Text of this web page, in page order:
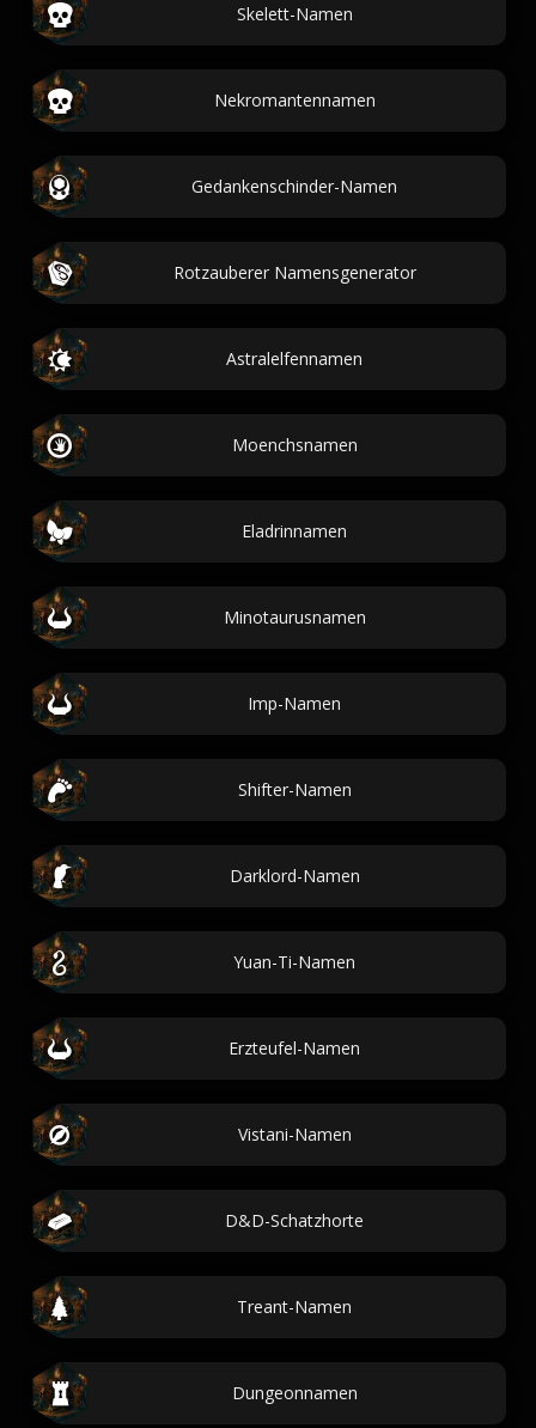
Skelett-Namen
Nekromantennamen
Gedankenschinder-Namen
Rotzauberer Namensgenerator
Astralelfennamen
Moenchsnamen
Eladrinnamen
Minotaurusnamen
Imp-Namen
Shifter-Namen
Darklord-Namen
Yuan-Ti-Namen
Erzteufel-Namen
Vistani-Namen
D&D-Schatzhorte
Treant-Namen
Dungeonnamen